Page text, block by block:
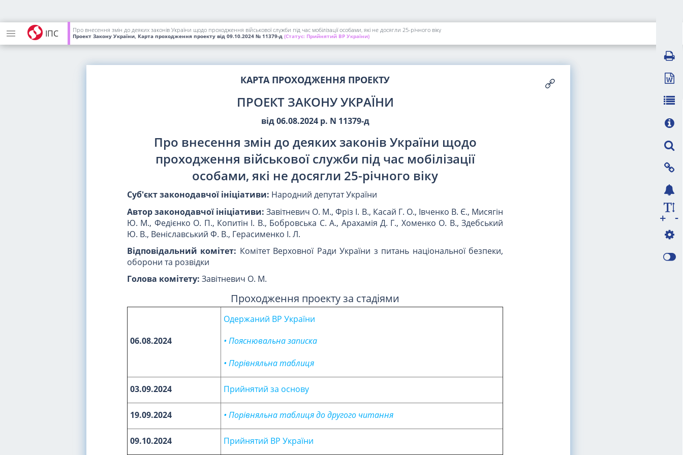
ІПС Про внесення змін до деяких законів України щодо проходження військової служби під час мобілізації особами, які не досягли 25-річного віку
Проект Закону України, Карта проходження проекту від 09.10.2024 № 11379-д (Статус: Прийнятий ВР України)
КАРТА ПРОХОДЖЕННЯ ПРОЕКТУ
ПРОЕКТ ЗАКОНУ УКРАЇНИ
від 06.08.2024 р. N 11379-д
Про внесення змін до деяких законів України щодо
проходження військової служби під час мобілізації
особами, які не досягли 25-річного віку
Суб'єкт законодавчої ініціативи: Народний депутат України
Автор законодавчої ініціативи: Завітневич О. М., Фріз І. В., Касай Г. О., Івченко В. Є., Мисягін
Ю. М., Федієнко О. П., Копитін І. В., Бобровська С. А., Арахамія Д. Г., Хоменко О. В., Здебський
Ю. В., Веніславський Ф. В., Герасименко І. Л.
Відповідальний комітет: Комітет Верховної Ради України з питань національної безпеки,
оборони та розвідки
Голова комітету: Завітневич О. М.
Проходження проекту за стадіями
06.08.2024
Одержаний ВР України
• Пояснювальна записка
• Порівняльна таблиця
03.09.2024 Прийнятий за основу
19.09.2024 • Порівняльна таблиця до другого читання
09.10.2024 Прийнятий ВР України
-
+